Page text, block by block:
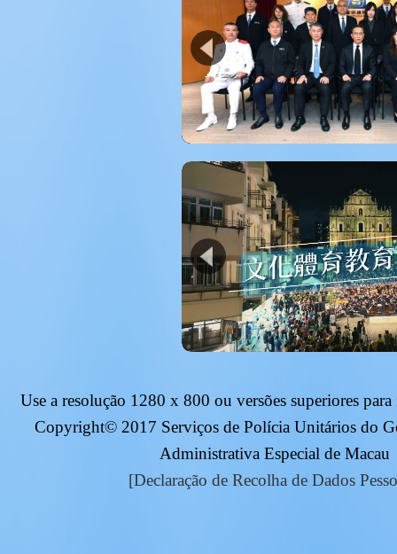
Use a resolução 1280 x 800 ou versões superiores
Copyright© 2017 Serviços de Polícia Unitários do
Administrativa Especial de Macau
[Declaração de Recolha de Dados